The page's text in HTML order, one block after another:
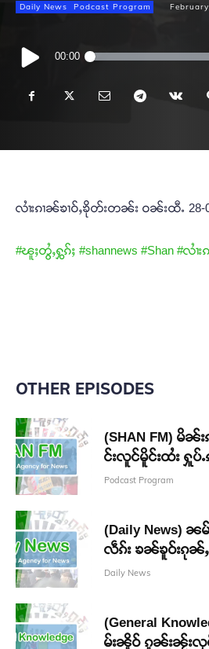
Daily News Podcast Program
Audio
Player
00:00
လၢႆးၵၢၼ်ၶၢဝ်ႇၶိုတ်းတၼ်း ဝၼ်းထီႉ 28-
#ၽူႈတွႆႇႁွၵ်ႈ #shannews #Shan #လၢႆး
OTHER EPISODES
(SHAN FM) မိ
င်းလူင်မိူင်းထႆး ႁူပ်
Podcast Program
(Daily News) ၼ
လဵၵ်း ၶၼ်ၶူဝ်းၵုၼ်ႇ
Daily News
(General
မ်းၼိူဝ် ၵူၼ်းၼႂ်းလုမ်